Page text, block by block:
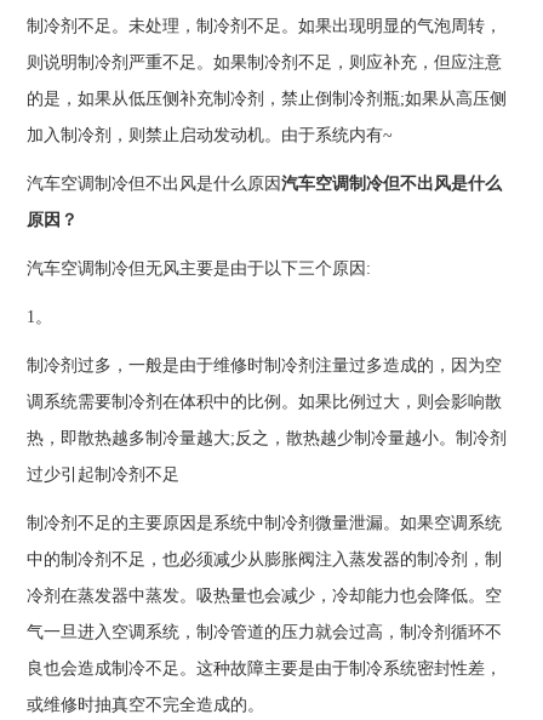
制冷剂不足。未处理，制冷剂不足。如果出现明显的气泡周转，
则说明制冷剂严重不足。如果制冷剂不足，则应补充，但应注意
的是，如果从低压侧补充制冷剂，禁止倒制冷剂瓶;如果从高压侧
加入制冷剂，则禁止启动发动机。由于系统内有~
汽车空调制冷但不出风是什么原因汽车空调制冷但不出风是什么
原因？
汽车空调制冷但无风主要是由于以下三个原因:
1。
制冷剂过多，一般是由于维修时制冷剂注量过多造成的，因为空
调系统需要制冷剂在体积中的比例。如果比例过大，则会影响散
热，即散热越多制冷量越大;反之，散热越少制冷量越小。制冷剂
过少引起制冷剂不足
制冷剂不足的主要原因是系统中制冷剂微量泄漏。如果空调系统
中的制冷剂不足，也必须减少从膨胀阀注入蒸发器的制冷剂，制
冷剂在蒸发器中蒸发。吸热量也会减少，冷却能力也会降低。空
气一旦进入空调系统，制冷管道的压力就会过高，制冷剂循环不
良也会造成制冷不足。这种故障主要是由于制冷系统密封性差，
或维修时抽真空不完全造成的。